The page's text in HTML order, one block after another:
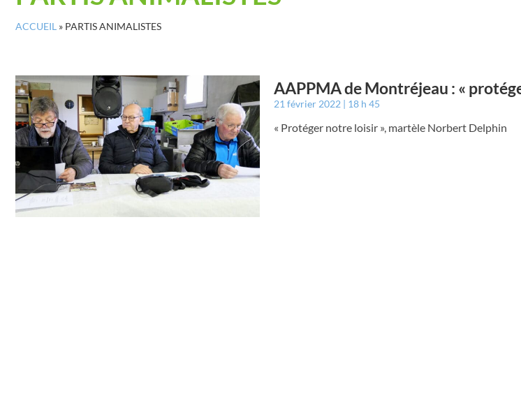
ACCUEIL » PARTIS ANIMALISTES
AAPPMA de Montréjeau : «
21 février 2022 18 h 45
« Protéger notre loisir », martèle Norbert Delphin